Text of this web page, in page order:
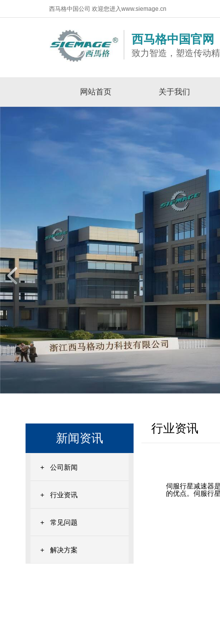
西马格中国公司 欢迎您进入www.siemage.cn
西马格中国官网
致力智造，塑造传动
网站首页 关于我们
新闻资讯
+ 公司新闻
+ 行业资讯
+ 常见问题
+ 解决方案
行业资讯
伺服行星减速器
的优点。伺服行